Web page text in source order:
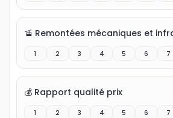
1 2 3 4 5 6 7
💰 Rapport qualité prix
1 2 3 4 5 6 7